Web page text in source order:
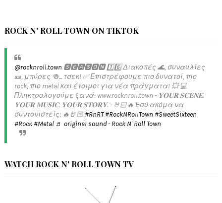
ROCK N' ROLL TOWN ON TIKTOK
@rocknroll.town 🆂🅴🅰🆂🅾🅽 1️⃣6️⃣ Διακοπές 🌊, συναυλίες
🎫, μπύρες 🍻... τσεκ! ✅️ Επιστρέφουμε πιο δυνατοί, πιο
rock, πιο metal και έτοιμοι για νέα πράγματα! 💥 💻
Πληκτρολογούμε ξανά: www.rocknroll.town - 𝐘𝐎𝐔𝐑 𝐒𝐂𝐄𝐍𝐄.
𝐘𝐎𝐔𝐑 𝐌𝐔𝐒𝐈𝐂. 𝐘𝐎𝐔𝐑 𝐒𝐓𝐎𝐑𝐘. - 🤘🏻🔥 Εσύ ακόμα να
συντονιστείς; 🔥🤘🏻#RnRT #RockNRollTown #SweetSixteen
#Rock #Metal ♬ original sound - Rock N' Roll Town
WATCH ROCK N' ROLL TOWN TV